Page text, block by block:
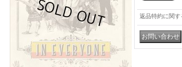
返品特約に関